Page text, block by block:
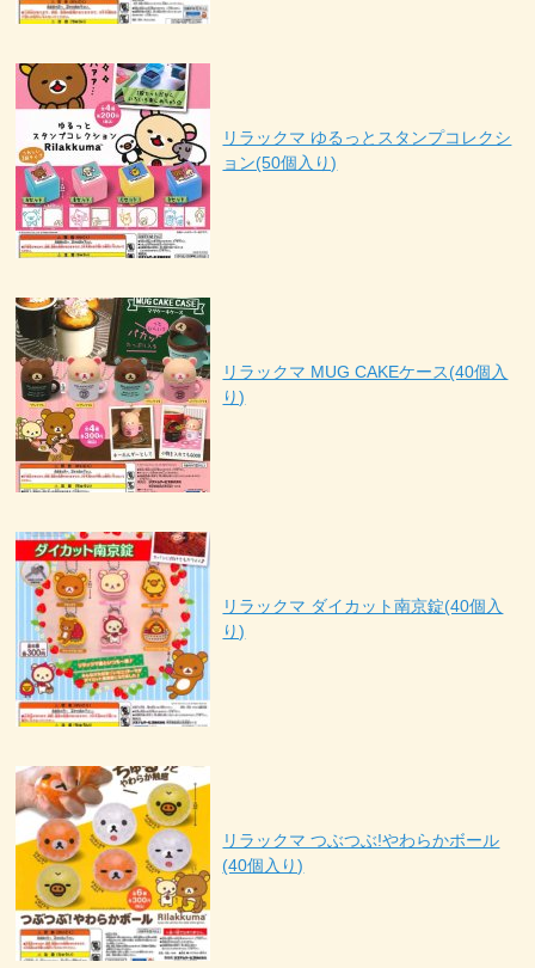
リラックマ ゆるっとスタンプコレクシ
ョン(50個入り)
リラックマ MUG CAKEケース(40個入
り)
リラックマ ダイカット南京錠(40個入
り)
リラックマ つぶつぶ!やわらかボール
(40個入り)